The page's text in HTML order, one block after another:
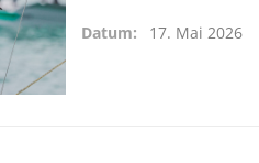
Datum 17. Mai 2026